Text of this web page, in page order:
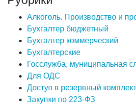
Алкоголь. Производство и
Бухгалтер бюджетный
Бухгалтер коммерческий
Бухгалтерские
Госслужба, муниципальная
Для ОДС
Доступ в резервный комплект
Закупки по 223-ФЗ